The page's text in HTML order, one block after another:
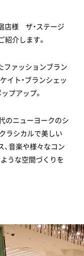
店様 ザ・ステージ
紹介します。
ファッションブラン
ケイト・ブランシェッ
プアップ。
のニューヨークのシ
ラシカルで美しい
、音楽や様々なコン
うな空間づくりを